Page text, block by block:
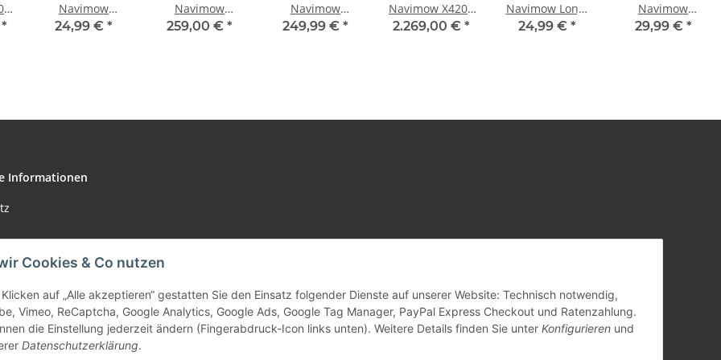
Cookies & Co nutzen
auf „Alle akzeptieren“ gestatten Sie den Einsatz folgender Dienste auf unserer Website: Technisch notwendig,
Vimeo, ReCaptcha, Google Analytics, Google Ads, Google Tag Manager, PayPal Express Checkout und Ratenzahlung.
die Einstellung jederzeit ändern (Fingerabdruck-Icon links unten). Weitere Details finden Sie unter Konfigurieren und
Datenschutzerklärung.
*
Navimow
Trimmer
24,99 € *
Navimow
Wetterschutz X4
259,00 € *
Navimow
Wetterschutz L /
249,99 € *
Navimow X420E
AWD Grau
2.269,00 € *
Navimow Long-
Life
24,99 € *
Navimow
Netzadapter für
29,99 € *
Informationen